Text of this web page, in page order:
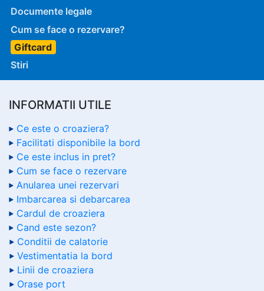
Documente legale
Cum se face o rezervare?
Giftcard
Stiri
INFORMATII UTILE
Ce este o croaziera?
Facilitati disponibile la bord
Ce este inclus in pret?
Cum se face o rezervare
Anularea unei rezervari
Imbarcarea si debarcarea
Cardul de croaziera
Cand este sezon?
Conditii de calatorie
Vestimentatia la bord
Linii de croaziera
Orase port